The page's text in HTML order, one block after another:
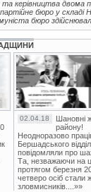
та керівництва
бюро у
бюро
02.04.18
Шановні
району!
Неодноразово
Бершадського
повідомляли про
Та, незважаючи на
протягом березня
четверо осіб стали
зловмисників....»»